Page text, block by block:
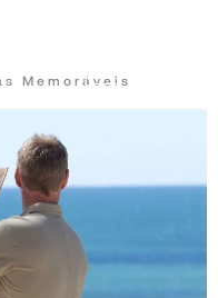
Memoráveis